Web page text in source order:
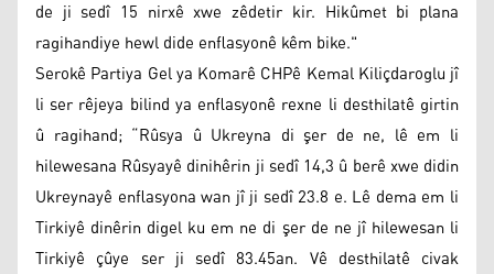
de ji sedî 15 nirxê xwe zêdetir kir. Hikûmet bi plana
ragihandiye hewl dide enflasyonê kêm bike."
Serokê Partiya Gel ya Komarê CHPê Kemal Kiliçdaroglu jî
li ser rêjeya bilind ya enflasyonê rexne li desthilatê girtin
û ragihand; “Rûsya û Ukreyna di şer de ne, lê em li
hilewesana Rûsyayê dinihêrin ji sedî 14,3 û berê xwe didin
Ukreynayê enflasyona wan jî ji sedî 23.8 e. Lê dema em li
Tirkiyê dinêrin digel ku em ne di şer de ne jî hilewesan li
Tirkiyê çûye ser ji sedî 83.45an. Vê desthilatê civak